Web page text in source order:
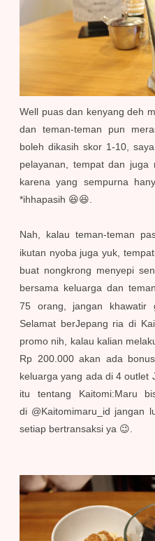
Well puas dan kenyang deh
dan teman-teman pun
boleh dikasih skor 1-10,
pelayanan, tempat dan
karena yang sempurna
*ihhapasih 😆😆.
Nah, kalau teman-teman
ikutan nyoba juga yuk,
buat nongkrong menyepi
bersama keluarga dan
75 orang, jangan khawatir
Selamat berJepang ria di
promo nih, kalau kalian
Rp 200.000 akan ada
keluarga yang ada di 4 outlet
itu tentang Kaitomi:Maru
di @Kaitomimaru_id jangan
setiap bertransaksi ya 😉.